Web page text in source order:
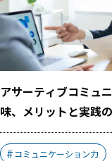
アサーティブコミュ
味、メリットと実践
コミュニケーション力